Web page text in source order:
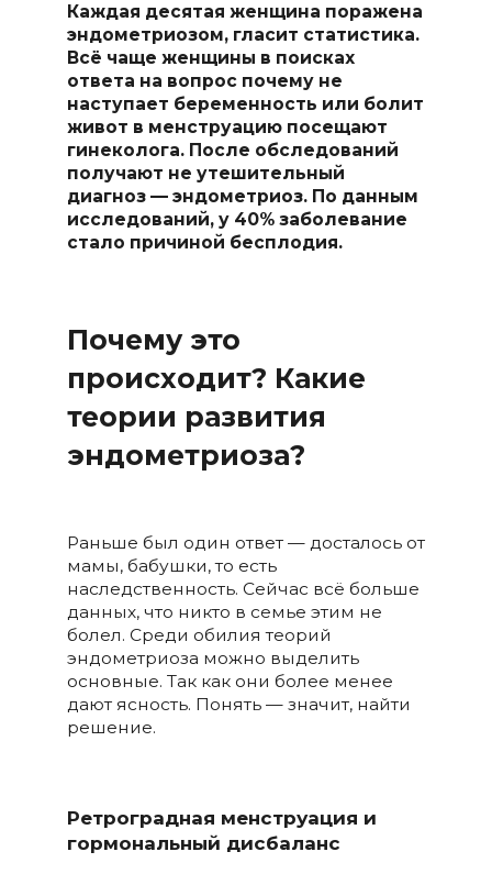
Каждая десятая женщина поражена
эндометриозом, гласит статистика.
Всё чаще женщины в поисках
ответа на вопрос почему не
наступает беременность или болит
живот в менструацию посещают
гинеколога. После обследований
получают не утешительный
диагноз — эндометриоз. По данным
исследований, у 40% заболевание
стало причиной бесплодия.
Почему это
происходит? Какие
теории развития
эндометриоза?
Раньше был один ответ — досталось от
мамы, бабушки, то есть
наследственность. Сейчас всё больше
данных, что никто в семье этим не
болел. Среди обилия теорий
эндометриоза можно выделить
основные. Так как они более менее
дают ясность. Понять — значит, найти
решение.
Ретроградная менструация и
гормональный дисбаланс